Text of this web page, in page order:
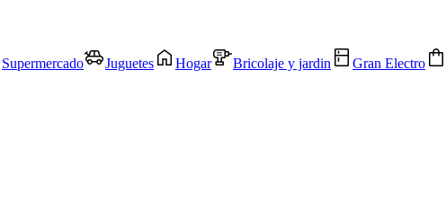
Supermercado Juguetes Hogar Bricolaje y jardin Gran Electro